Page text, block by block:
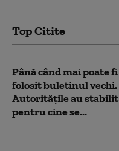
Top Citite
Până când mai poate fi
folosit buletinul vechi.
Autoritățile au stabilit
pentru cine se...